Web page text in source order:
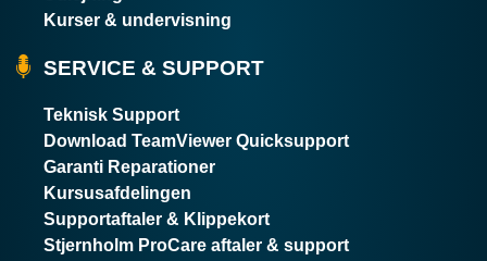
Kurser & undervisning
SERVICE & SUPPORT
Teknisk Support
Download TeamViewer Quicksupport
Garanti Reparationer
Kursusafdelingen
Supportaftaler & Klippekort
Stjernholm ProCare aftaler & support